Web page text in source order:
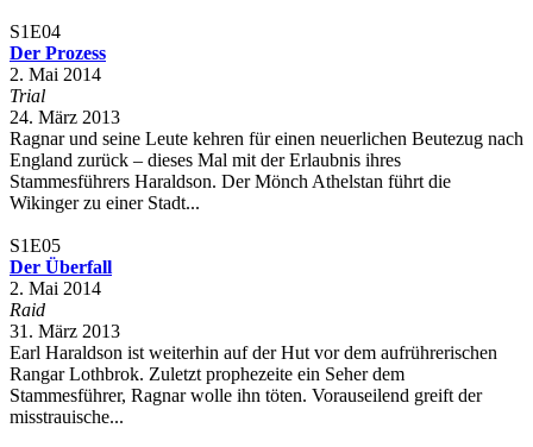
S1E04
Der Prozess
2. Mai 2014
Trial
24. März 2013
Ragnar und seine Leute kehren für einen neuerlichen Beutezug nach
England zurück – dieses Mal mit der Erlaubnis ihres
Stammesführers Haraldson. Der Mönch Athelstan führt die
Wikinger zu einer Stadt...
S1E05
Der Überfall
2. Mai 2014
Raid
31. März 2013
Earl Haraldson ist weiterhin auf der Hut vor dem aufrührerischen
Rangar Lothbrok. Zuletzt prophezeite ein Seher dem
Stammesführer, Ragnar wolle ihn töten. Vorauseilend greift der
misstrauische...